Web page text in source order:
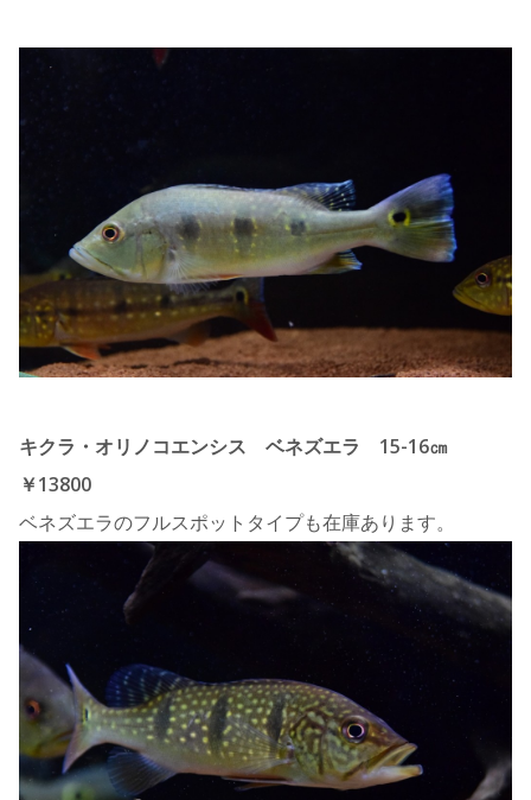
キクラ・オリノコエンシス ベネズエラ 15-16㎝
￥13800
ベネズエラのフルスポットタイプも在庫あります。